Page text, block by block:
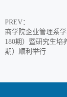
PREV：
商学院企业管理系
180期）暨研究生培
期）顺利举行